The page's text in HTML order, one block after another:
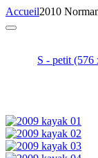
Accueil2010
S - petit (576